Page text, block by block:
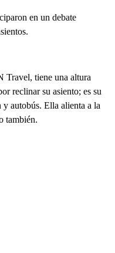
en un debate
Travel, tiene una altura
reclinar su asiento; es su
y autobús. Ella alienta a la
también.